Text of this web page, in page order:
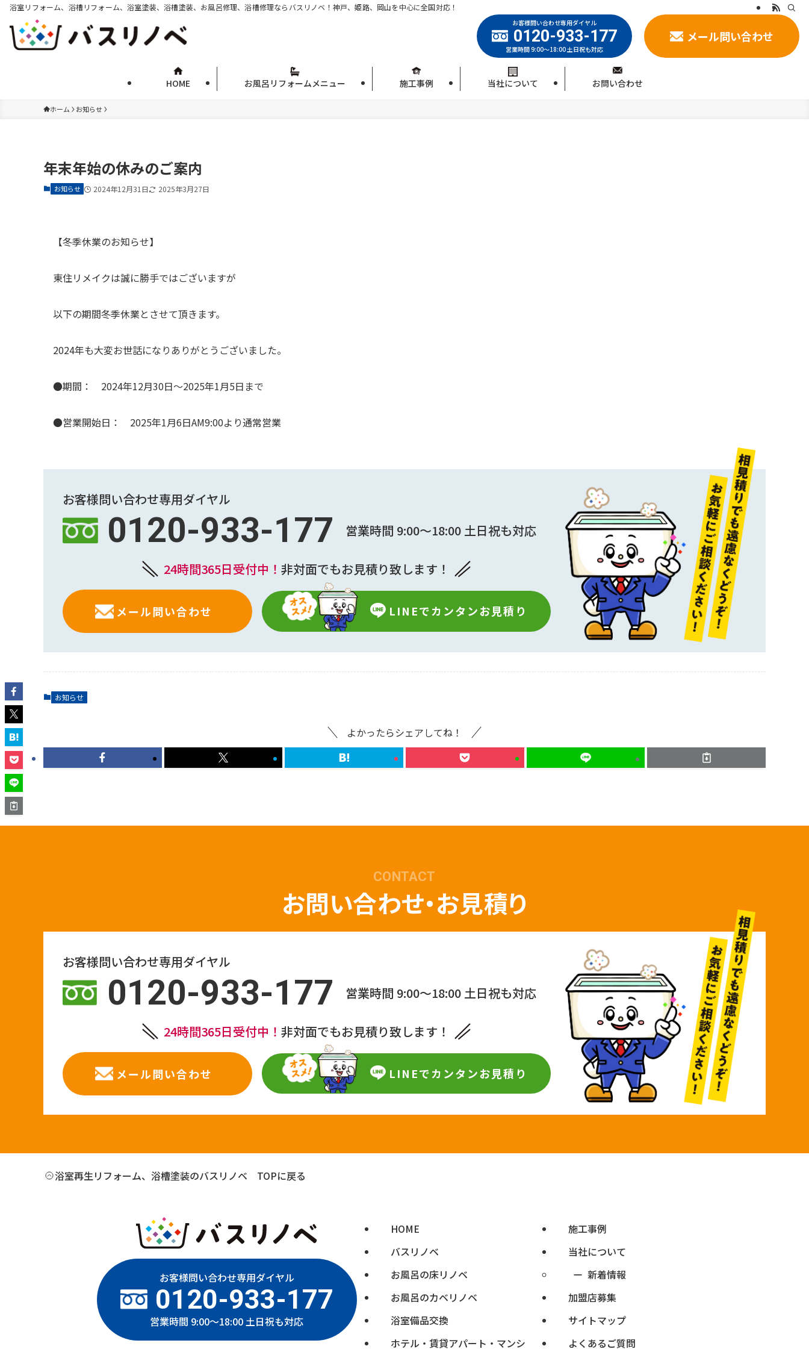
浴室リフォーム、浴槽リフォーム、浴室塗装、浴槽塗装、お風呂修理、浴槽修理ならバスリノベ！神戸、姫路、岡山を中心に全国対応！
HOME お風呂リフォームメニュー 施工事例 当社について お問い合わせ
お客様問い合わせ専用ダイヤル
0120-933-177
営業時間 9:00～18:00 土日祝も対応
メール問い合わせ
ホーム お知らせ
年末年始の休みのご案内
お知らせ 2024年12月31日 2025年3月27日
【冬季休業のお知らせ】
東住リメイクは誠に勝手ではございますが
以下の期間冬季休業とさせて頂きます。
2024年も大変お世話になりありがとうございました。
●期間： 2024年12月30日～2025年1月5日まで
●営業開始日： 2025年1月6日AM9:00より通常営業
お客様問い合わせ専用ダイヤル
0120-933-177 営業時間 9:00～18:00 土日祝も対応
24時間365日受付中！非対面でもお見積り致します！
メール問い合わせ LINEでカンタンお見積り
お知らせ
よかったらシェアしてね！
CONTACT
お問い合わせ・お見積り
お客様問い合わせ専用ダイヤル
0120-933-177 営業時間 9:00～18:00 土日祝も対応
24時間365日受付中！非対面でもお見積り致します！
メール問い合わせ LINEでカンタンお見積り
浴室再生リフォーム、浴槽塗装のバスリノベ TOPに戻る
お客様問い合わせ専用ダイヤル
0120-933-177
営業時間 9:00～18:00 土日祝も対応
HOME
バスリノベ
お風呂の床リノベ
お風呂のカベリノベ
浴室備品交換
ホテル・賃貸アパート・マンシ
施工事例
当社について
新着情報
加盟店募集
サイトマップ
よくあるご質問